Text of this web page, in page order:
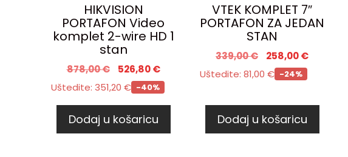
HIKVISION
PORTAFON Video
komplet 2-wire HD 1
stan
878,00€ 526,80€
Uštedite: 351,20 € -40%
Dodaj u košaricu
VTEK KOMPLET 7″
PORTAFON ZA JEDAN
STAN
339,00€ 258,00€
Uštedite: 81,00 € -24%
Dodaj u košaricu